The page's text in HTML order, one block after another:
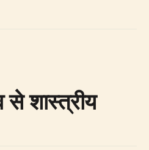
से शास्त्रीय